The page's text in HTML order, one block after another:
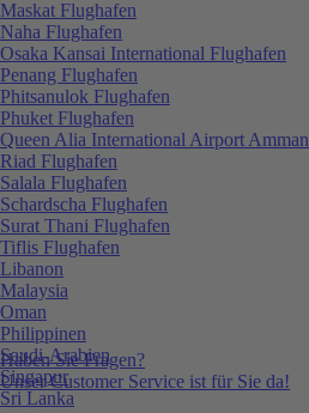
Haben Sie Fragen?
Unser Customer Service ist für Sie da!
Maskat Flughafen
Naha Flughafen
Osaka Kansai International Flughafen
Penang Flughafen
Phitsanulok Flughafen
Phuket Flughafen
Queen Alia International Airport Amman
Riad Flughafen
Salala Flughafen
Schardscha Flughafen
Surat Thani Flughafen
Tiflis Flughafen
Libanon
Malaysia
Oman
Philippinen
Saudi-Arabien
Singapur
Sri Lanka